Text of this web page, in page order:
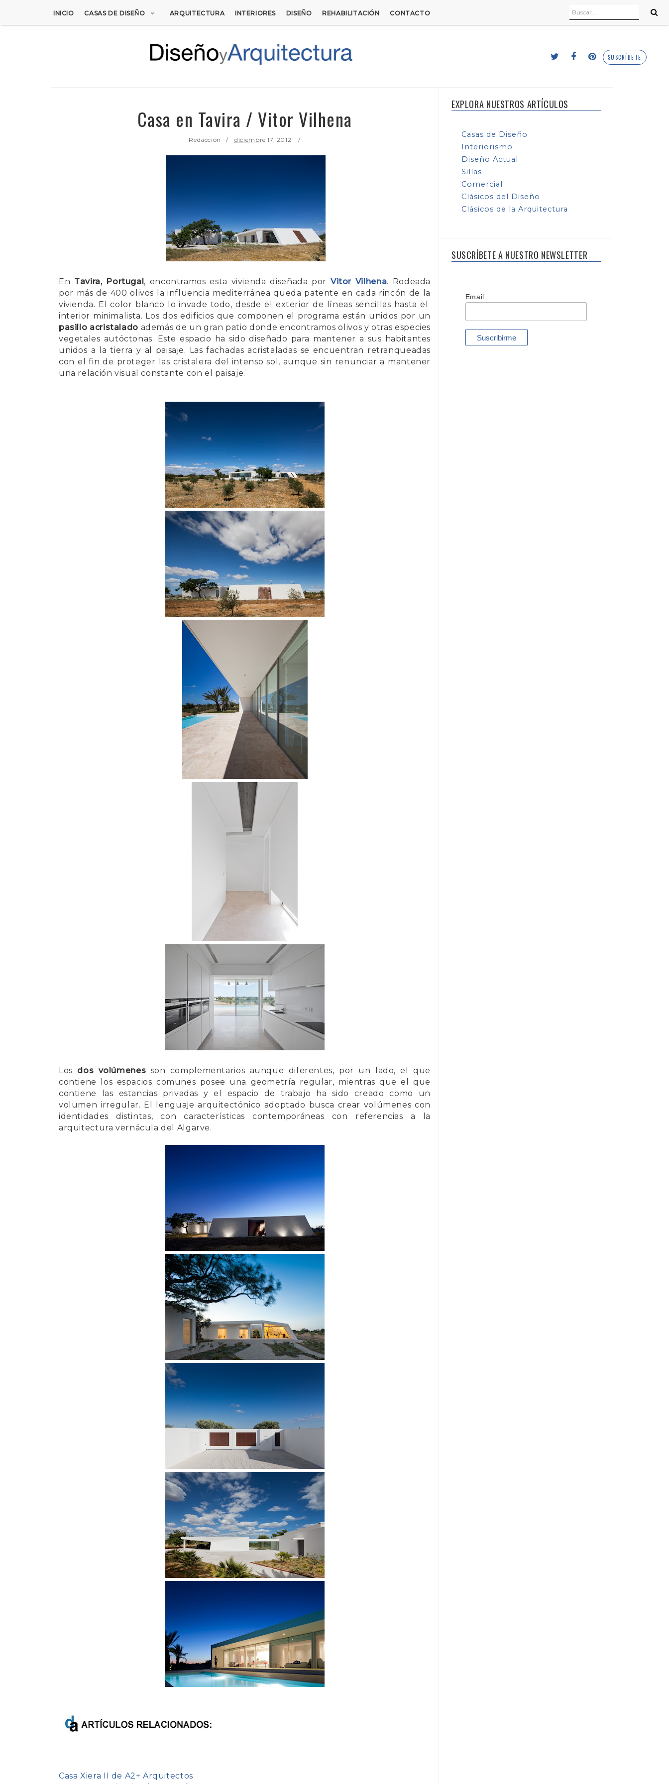
INICIO CASAS DE DISEÑO ARQUITECTURA INTERIORES DISEÑO REHABILITACIÓN CONTACTO
SUSCRÍBETE
Casa en Tavira / Vitor Vilhena
Redacción diciembre 17, 2012
En Tavira, Portugal, encontramos esta vivienda diseñada por Vitor Vilhena. Rodeada
por más de 400 olivos la influencia mediterránea queda patente en cada rincón de la
vivienda. El color blanco lo invade todo, desde el exterior de líneas sencillas hasta el
interior minimalista. Los dos edificios que componen el programa están unidos por un
pasillo acristalado además de un gran patio donde encontramos olivos y otras especies
vegetales autóctonas. Este espacio ha sido diseñado para mantener a sus habitantes
unidos a la tierra y al paisaje. Las fachadas acristaladas se encuentran retranqueadas
con el fin de proteger las cristalera del intenso sol, aunque sin renunciar a mantener
una relación visual constante con el paisaje.
Los dos volúmenes son complementarios aunque diferentes, por un lado, el que
contiene los espacios comunes posee una geometría regular, mientras que el que
contiene las estancias privadas y el espacio de trabajo ha sido creado como un
volumen irregular. El lenguaje arquitectónico adoptado busca crear volúmenes con
identidades distintas, con características contemporáneas con referencias a la
arquitectura vernácula del Algarve.
Casa Xiera II de A2+ Arquitectos
EXPLORA NUESTROS ARTÍCULOS
Casas de Diseño
Interiorismo
Diseño Actual
Sillas
Comercial
Clásicos del Diseño
Clásicos de la Arquitectura
SUSCRÍBETE A NUESTRO NEWSLETTER
Email